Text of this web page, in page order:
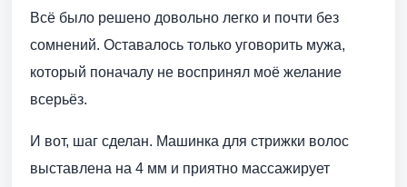
Всё было решено довольно легко и почти без
сомнений. Оставалось только уговорить мужа,
который поначалу не воспринял моё желание
всерьёз.
И вот, шаг сделан. Машинка для стрижки волос
выставлена на 4 мм и приятно массажирует